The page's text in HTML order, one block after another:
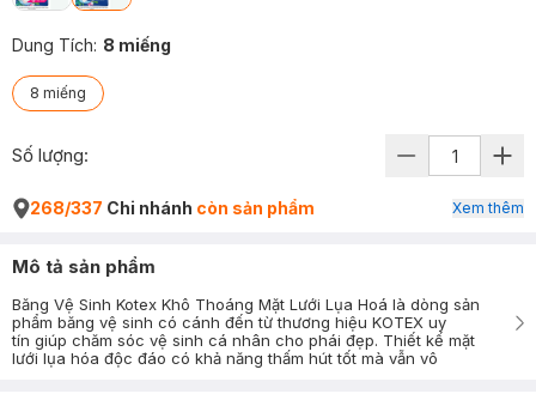
Dung Tích: 8 miếng
8 miếng
Số lượng:
268/337 Chi nhánh còn sản phẩm Xem thêm
Mô tả sản phẩm
Băng Vệ Sinh Kotex Khô Thoáng Mặt Lưới Lụa Hoá là dòng sản
phẩm băng vệ sinh có cánh đến từ thương hiệu KOTEX uy
tín giúp chăm sóc vệ sinh cá nhân cho phái đẹp. Thiết kế mặt
lưới lụa hóa độc đáo có khả năng thấm hút tốt mà vẫn vô